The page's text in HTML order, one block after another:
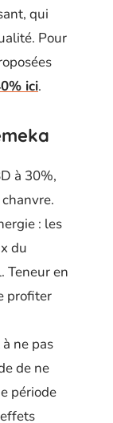
qui
Pour
ici.
à 30%,
: les
du
Teneur en
profiter
ne pas
de ne
période